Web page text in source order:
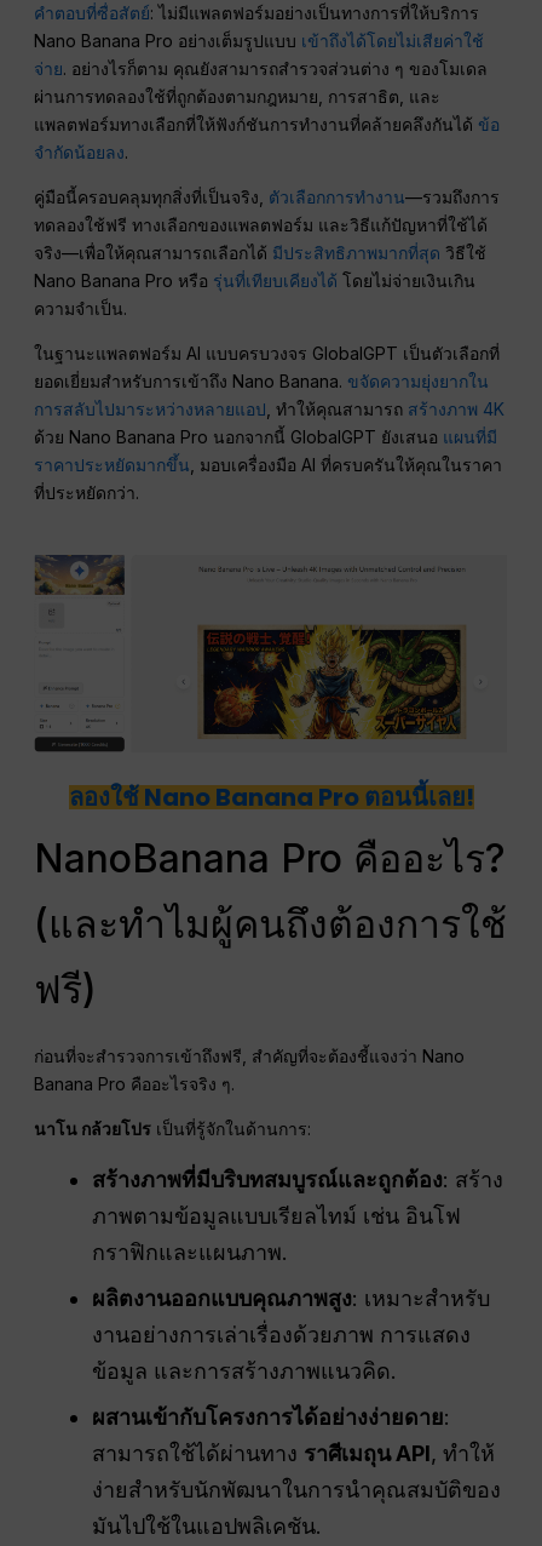
คำตอบที่ซื่อสัตย์: ไม่มีแพลตฟอร์มอย่างเป็นทางการที่ให้บริการ
Nano Banana Pro อย่างเต็มรูปแบบ เข้าถึงได้โดยไม่เสียค่าใช้
จ่าย. อย่างไรก็ตาม คุณยังสามารถสำรวจส่วนต่าง ๆ ของโมเดล
ผ่านการทดลองใช้ที่ถูกต้องตามกฎหมาย, การสาธิต, และ
แพลตฟอร์มทางเลือกที่ให้ฟังก์ชันการทำงานที่คล้ายคลึงกันได้ ข้อ
จำกัดน้อยลง.
คู่มือนี้ครอบคลุมทุกสิ่งที่เป็นจริง, ตัวเลือกการทำงาน—รวมถึงการ
ทดลองใช้ฟรี ทางเลือกของแพลตฟอร์ม และวิธีแก้ปัญหาที่ใช้ได้
จริง—เพื่อให้คุณสามารถเลือกได้ มีประสิทธิภาพมากที่สุด วิธีใช้
Nano Banana Pro หรือ รุ่นที่เทียบเคียงได้ โดยไม่จ่ายเงินเกิน
ความจำเป็น.
ในฐานะแพลตฟอร์ม AI แบบครบวงจร GlobalGPT เป็นตัวเลือกที่
ยอดเยี่ยมสำหรับการเข้าถึง Nano Banana. ขจัดความยุ่งยากใน
การสลับไปมาระหว่างหลายแอป, ทำให้คุณสามารถ สร้างภาพ 4K
ด้วย Nano Banana Pro นอกจากนี้ GlobalGPT ยังเสนอ แผนที่มี
ราคาประหยัดมากขึ้น, มอบเครื่องมือ AI ที่ครบครันให้คุณในราคา
ที่ประหยัดกว่า.
ลองใช้ Nano Banana Pro ตอนนี้เลย!
NanoBanana Pro คืออะไร?
(และทำไมผู้คนถึงต้องการใช้
ฟรี)
ก่อนที่จะสำรวจการเข้าถึงฟรี, สำคัญที่จะต้องชี้แจงว่า Nano
Banana Pro คืออะไรจริง ๆ.
นาโน กล้วยโปร เป็นที่รู้จักในด้านการ:
สร้างภาพที่มีบริบทสมบูรณ์และถูกต้อง: สร้าง
ภาพตามข้อมูลแบบเรียลไทม์ เช่น อินโฟ
กราฟิกและแผนภาพ.
ผลิตงานออกแบบคุณภาพสูง: เหมาะสำหรับ
งานอย่างการเล่าเรื่องด้วยภาพ การแสดง
ข้อมูล และการสร้างภาพแนวคิด.
ผสานเข้ากับโครงการได้อย่างง่ายดาย:
สามารถใช้ได้ผ่านทาง ราศีเมถุนAPI, ทำให้
ง่ายสำหรับนักพัฒนาในการนำคุณสมบัติของ
มันไปใช้ในแอปพลิเคชัน.